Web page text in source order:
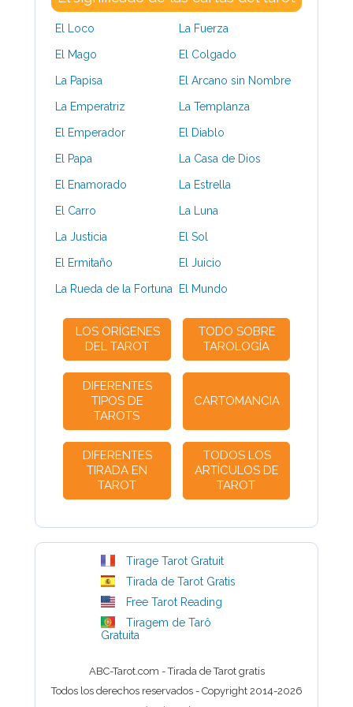
El Loco
El Mago
La Papisa
La Emperatriz
El Emperador
El Papa
El Enamorado
El Carro
La Justicia
El Ermitaño
La Rueda de la Fortuna
La Fuerza
El Colgado
El Arcano sin Nombre
La Templanza
El Diablo
La Casa de Dios
La Estrella
La Luna
El Sol
El Juicio
El Mundo
LOS ORÍGENES
DEL TAROT
TODO SOBRE
TAROLOGÍA
DIFERENTES
TIPOS DE
TAROTS
CARTOMANCIA
DIFERENTES
TIRADA EN
TAROT
TODOS LOS
ARTÍCULOS DE
TAROT
Tirage Tarot Gratuit
Tirada de Tarot Gratis
Free Tarot Reading
Tiragem de Tarô
Gratuita
ABC-Tarot.com - Tirada de Tarot gratis
Todos los derechos reservados - Copyright 2014-2026